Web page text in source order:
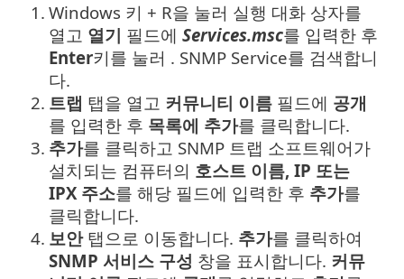
1. Windows 키 + R을 눌러 실행 대화 상자를
열고 열기 필드에 Services.msc를 입력한 후
Enter키를 눌러 . SNMP Service를 검색합니
다.
2. 트랩 탭을 열고 커뮤니티 이름 필드에 공개
를 입력한 후 목록에 추가를 클릭합니다.
3. 추가를 클릭하고 SNMP 트랩 소프트웨어가
설치되는 컴퓨터의 호스트 이름, IP 또는
IPX 주소를 해당 필드에 입력한 후 추가를
클릭합니다.
4. 보안탭으로 이동합니다. 추가를 클릭하여
SNMP 서비스 구성 창을 표시합니다. 커뮤